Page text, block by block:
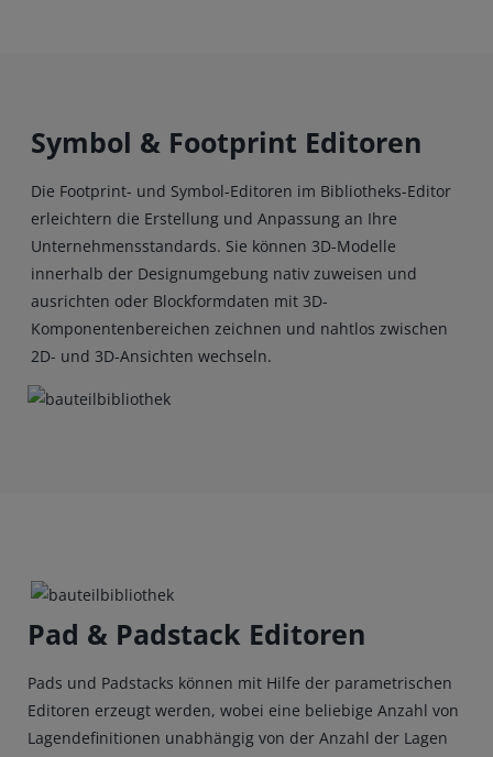
Symbol & Footprint Editoren
Die Footprint- und Symbol-Editoren im Bibliotheks-Editor
erleichtern die Erstellung und Anpassung an Ihre
Unternehmensstandards. Sie können 3D-Modelle
innerhalb der Designumgebung nativ zuweisen und
ausrichten oder Blockformdaten mit 3D-
Komponentenbereichen zeichnen und nahtlos zwischen
2D- und 3D-Ansichten wechseln.
Pad & Padstack Editoren
Pads und Padstacks können mit Hilfe der parametrischen
Editoren erzeugt werden, wobei eine beliebige Anzahl von
Lagendefinitionen unabhängig von der Anzahl der Lagen